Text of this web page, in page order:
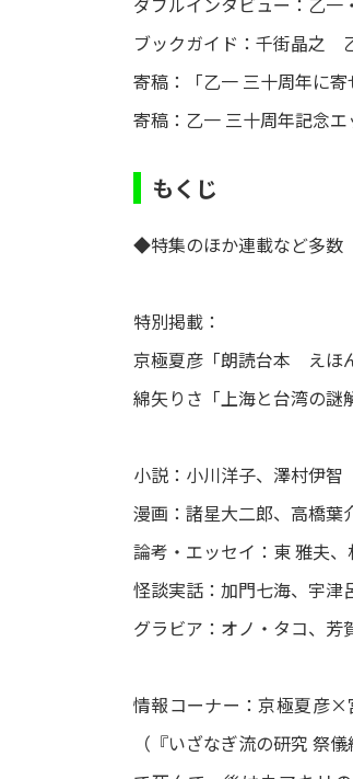
ブックガイド：千街晶之
寄稿：「乙一 三十周年に
寄稿：乙一 三十周年記念エ
もくじ
◆特集のほか連載など多数
特別掲載：
京極夏彦「朗読台本 えほ
綿矢りさ「上海と台湾の謎
小説：小川洋子、澤村伊智
漫画：諸星大二郎、高橋葉
論考・エッセイ：東 雅夫
怪談実話：加門七海、宇津
グラビア：オノ・タコ、
情報コーナー：京極夏彦×
（『いざなぎ流の研究 祭